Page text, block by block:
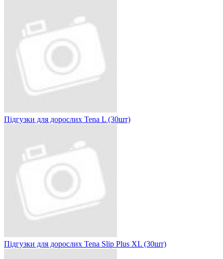
Підгузки для дорослих Tena L (30шт)
Підгузки для дорослих Tena Slip Plus XL (30шт)